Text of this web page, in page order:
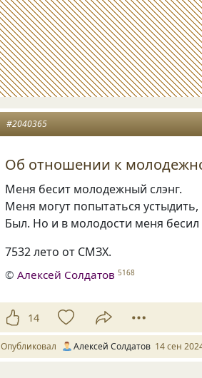
#2040365
Об отношении к
Меня бесит молодежный слэнг.
Меня могут попытаться
Был. Но и в молодости меня
7532 лето от СМЗХ.
©Алексей Солдатов 5168
14
Опубликовал Алексей Солдатов 14 сен